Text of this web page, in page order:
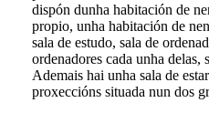
dispón dunha habitación de
propio, unha habitación de
sala de estudo, sala de
ordenadores cada unha delas,
Ademais hai unha sala de
proxeccións situada nun dos